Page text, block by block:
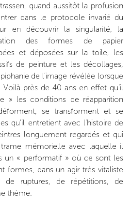
quand aussitôt la profusion
dans le protocole invarié du
en découvrir la singularité, la
des formes de papier
et déposées sur la toile, les
de peinture et les décollages,
de l’image révélée lorsque
près de 40 ans en effet qu’il
» les conditions de réapparition
se transforment et se
qu’il entretient avec l’histoire de
longuement regardés et qui
mémorielle avec laquelle il
un « performatif » où ce sont les
formes, dans un agir très vitaliste
ruptures, de répétitions, de
thème.